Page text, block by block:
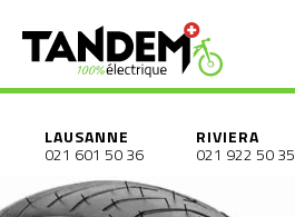
LAUSANNE
021 601 50 36
RIVIERA
021 922 50 35